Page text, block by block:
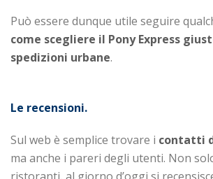
Può essere dunque utile seguire
come scegliere il Pony Express
spedizioni urbane.
Le recensioni.
Sul web è semplice trovare i contatti
ma anche i pareri degli utenti. Non